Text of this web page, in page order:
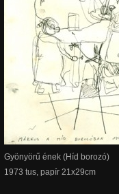
Gyönyörű ének (Híd borozó)
1973 tus, papír 21x29cm